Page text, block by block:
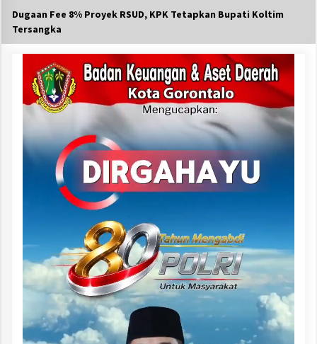
Dugaan Fee 8% Proyek RSUD, KPK Tetapkan Bupati Koltim
Tersangka